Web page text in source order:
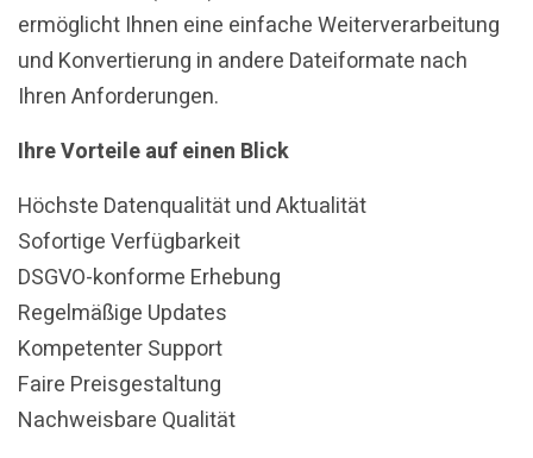
ermöglicht Ihnen eine einfache Weiterverarbeitung
und Konvertierung in andere Dateiformate nach
Ihren Anforderungen.
Ihre Vorteile auf einen Blick
Höchste Datenqualität und Aktualität
Sofortige Verfügbarkeit
DSGVO-konforme Erhebung
Regelmäßige Updates
Kompetenter Support
Faire Preisgestaltung
Nachweisbare Qualität